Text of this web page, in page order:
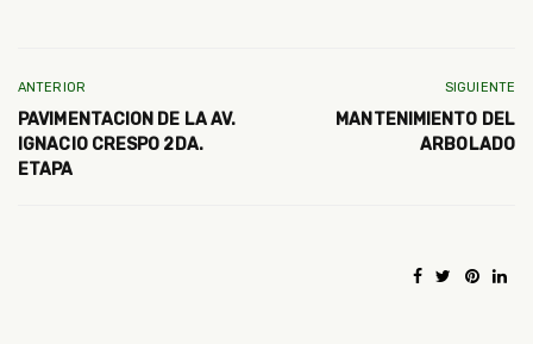
ANTERIOR
PAVIMENTACION DE LA AV.
IGNACIO CRESPO 2DA.
ETAPA
SIGUIENTE
MANTENIMIENTO DEL
ARBOLADO